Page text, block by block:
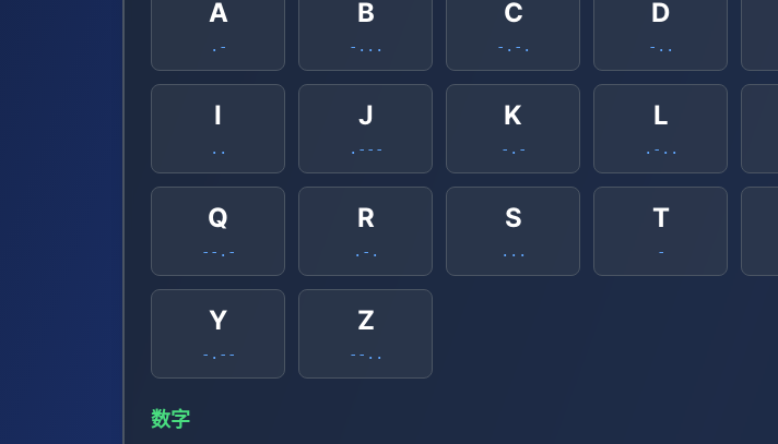
A
.-
B
-...
C
-.-.
D
-..
I
..
J
.---
K
-.-
L
.-..
Q
--.-
R
.-.
S
...
T
-
Y
-.--
Z
--..
数字